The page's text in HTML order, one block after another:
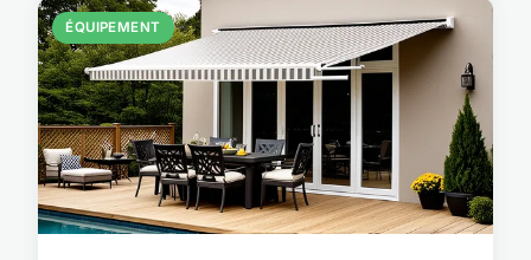
ÉQUIPEMENT